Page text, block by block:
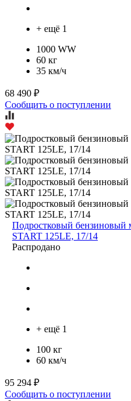
+ ещё 1
1000 WW
60 кг
35 км/ч
68 490 ₽
Сообщить о поступлении
Подростковый бензиновый
START 125LE, 17/14
Распродано
+ ещё 1
100 кг
60 км/ч
95 294 ₽
Сообщить о поступлении